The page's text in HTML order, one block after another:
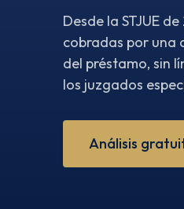
Desde la STJUE
cobradas por una
del préstamo, sin
los juzgados
Análisis